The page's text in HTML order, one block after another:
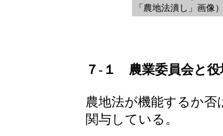
「農地法潰し」画像
７-１ 農業委員会と役
農地法が機能するか
関与している。